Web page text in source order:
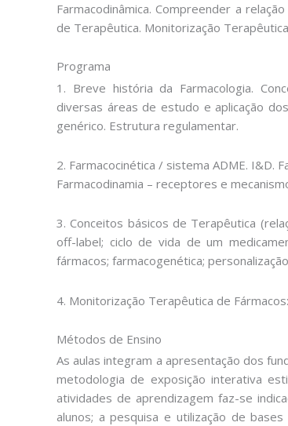
Farmacodinâmica. Compreender a
de Terapêutica. Monitorização
Programa
1. Breve história da Farmacologia.
diversas áreas de estudo e aplicação
genérico. Estrutura regulamentar.
2. Farmacocinética / sistema ADME. I&D.
Farmacodinamia – receptores e
3. Conceitos básicos de Terapêutica
off-label; ciclo de vida de um
fármacos; farmacogenética;
4. Monitorização Terapêutica de
Métodos de Ensino
As aulas integram a apresentação dos
metodologia de exposição interativa
atividades de aprendizagem faz-se
alunos; a pesquisa e utilização de